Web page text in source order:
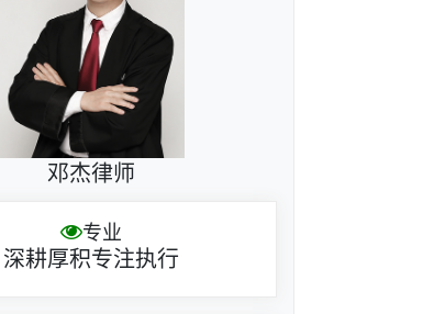
邓杰律师
专业
深耕厚积专注执行